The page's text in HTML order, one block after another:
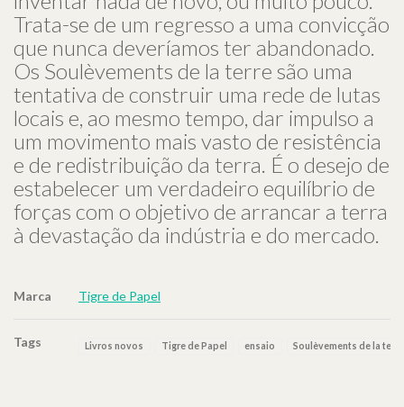
Trata-se de um regresso a uma convicção
que nunca deveríamos ter abandonado.
Os Soulèvements de la terre são uma
tentativa de construir uma rede de lutas
locais e, ao mesmo tempo, dar impulso a
um movimento mais vasto de resistência
e de redistribuição da terra. É o desejo de
estabelecer um verdadeiro equilíbrio de
forças com o objetivo de arrancar a terra
à devastação da indústria e do mercado.
Marca Tigre de Papel
Tags Livros novos Tigre de Papel ensaio Soulèvements de la terre